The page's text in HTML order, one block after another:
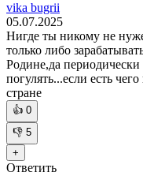
vika bugrii
05.07.2025
Нигде ты никому не
только либо
Родине,да
погулять...если есть
стране
👍 0
👎 5
+
Ответить